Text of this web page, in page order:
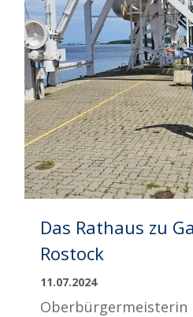
Das Rathaus zu
Rostock
11.07.2024
Oberbürgermeisterin